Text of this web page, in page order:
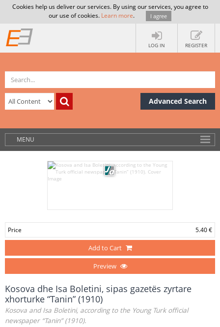
Cookies help us deliver our services. By using our services, you agree to
our use of cookies. Learn more. I agree
LOG IN REGISTER
Advanced Search
MENU
Price 5.40 €
Add to Cart
Preview
Kosova dhe Isa Boletini, sipas gazetës zyrtare
xhorturke “Tanin” (1910)
Kosova and Isa Boletini, according to the Young Turk official
newspaper “Tanin” (1910).